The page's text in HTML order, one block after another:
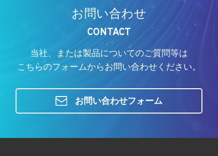
お問い合わせ
CONTACT
当社、または製品についてのご質問等は
こちらのフォームからお問い合わせください。
お問い合わせフォーム